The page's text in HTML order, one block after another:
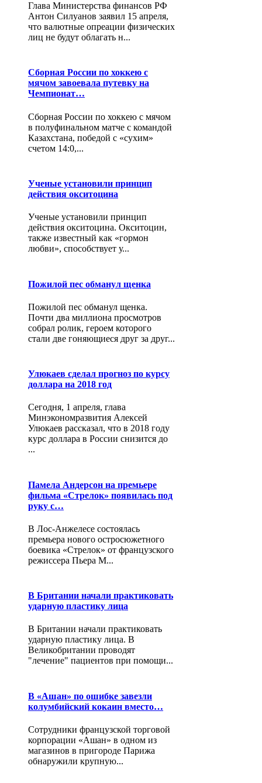
Глава Министерства финансов РФ
Антон Силуанов заявил 15 апреля,
что валютные опреации физических
лиц не будут облагать н...
Сборная России по хоккею с
мячом завоевала путевку на
Чемпионат…
Сборная России по хоккею с мячом
в полуфинальном матче с командой
Казахстана, победой с «сухим»
счетом 14:0,...
Ученые установили принцип
действия окситоцина
Ученые установили принцип
действия окситоцина. Окситоцин,
также известный как «гормон
любви», способствует у...
Пожилой пес обманул щенка
Пожилой пес обманул щенка.
Почти два миллиона просмотров
собрал ролик, героем которого
стали две гоняющиеся друг за друг...
Улюкаев сделал прогноз по курсу
доллара на 2018 год
Сегодня, 1 апреля, глава
Минэкономразвития Алексей
Улюкаев рассказал, что в 2018 году
курс доллара в России снизится до
...
Памела Андерсон на премьере
фильма «Стрелок» появилась под
руку с…
В Лос-Анжелесе состоялась
премьера нового остросюжетного
боевика «Стрелок» от французского
режиссера Пьера М...
В Британии начали практиковать
ударную пластику лица
В Британии начали практиковать
ударную пластику лица. В
Великобритании проводят
"лечение" пациентов при помощи...
В «Ашан» по ошибке завезли
колумбийский кокаин вместо…
Сотрудники французской торговой
корпорации «Ашан» в одном из
магазинов в пригороде Парижа
обнаружили крупную...